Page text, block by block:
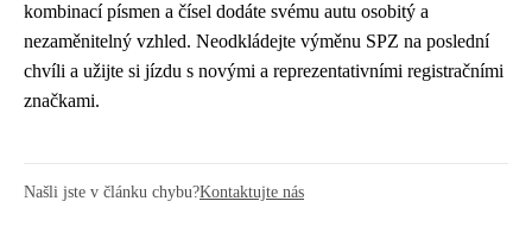
kombinací písmen a čísel dodáte svému autu osobitý a
nezaměnitelný vzhled. Neodkládejte výměnu SPZ na poslední
chvíli a užijte si jízdu s novými a reprezentativními registračními
značkami.
Našli jste v článku chybu?Kontaktujte nás